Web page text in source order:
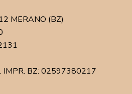
MERANO (BZ)
IMPR. BZ: 02597380217